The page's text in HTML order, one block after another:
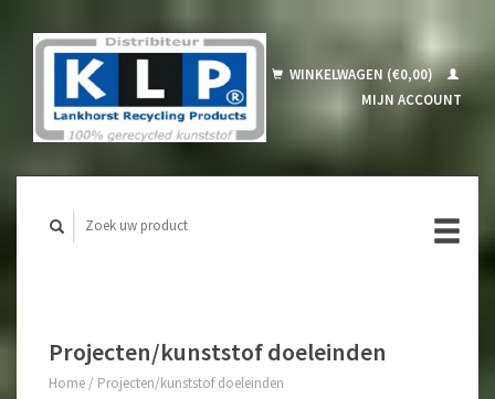
WINKELWAGEN (€0,00)
MIJN ACCOUNT
Projecten/kunststof doeleinden
Home / Projecten/kunststof doeleinden